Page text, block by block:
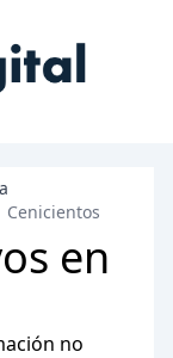
Cenicientos
en
no